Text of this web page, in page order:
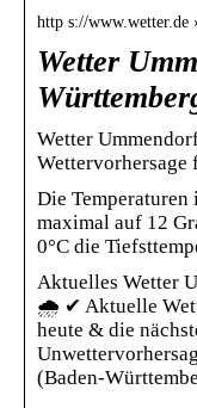
http s://www.wetter.de
Wetter
Wetter
Wettervorhersage
Die Temperaturen
maximal auf 12
0°C die
Aktuelles Wetter
🌧️ ✔ Aktuelle
heute & die
(Baden-